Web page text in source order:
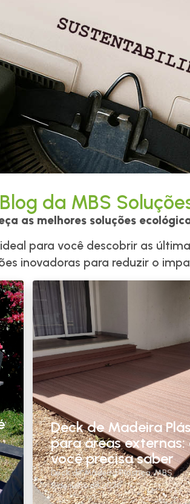
Catálogos
Blog da MBS
as melhores soluções
para você descobrir as
inovadoras para reduzir o
Deck de Madeira
para áreas externas:
você precisa saber
Deck de Madeira Plástica,MBS
8 de julho de 2026